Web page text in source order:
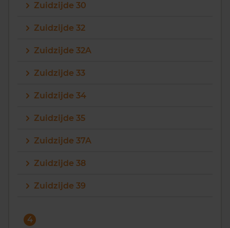
Zuidzijde 30
Zuidzijde 32
Zuidzijde 32A
Zuidzijde 33
Zuidzijde 34
Zuidzijde 35
Zuidzijde 37A
Zuidzijde 38
Zuidzijde 39
4